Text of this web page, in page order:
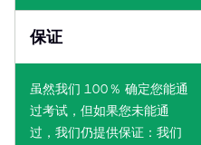
保证
虽然我们 100％ 确定您能通
过考试，但如果您未能通
过，我们仍提供保证：我们